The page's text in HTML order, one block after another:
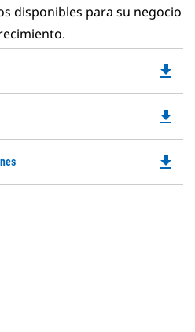
disponibles para su negocio
a
file_download
a
file_download
file_download